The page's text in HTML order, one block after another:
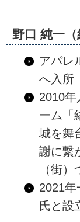
野口 純一（
アパレ
へ入所
2010
ーム「
城を舞
謝に繋
（街）
2021年
氏と設